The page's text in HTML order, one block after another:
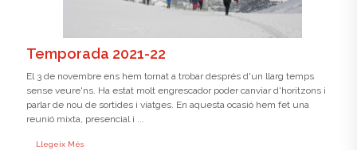
Temporada 2021-22
El 3 de novembre ens hem tornat a trobar després d'un llarg temps
sense veure'ns. Ha estat molt engrescador poder canviar d'horitzons i
parlar de nou de sortides i viatges. En aquesta ocasió hem fet una
reunió mixta, presencial i ...
Llegeix Més